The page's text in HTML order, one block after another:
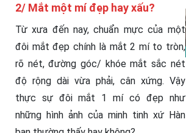
2/ Mắt một mí đẹp hay xấu?
Từ xưa đến nay, chuẩn mực của một
đôi mắt đẹp chính là mắt 2 mí to tròn,
rõ nét, đường góc/ khóe mắt sắc nét
độ rộng dài vừa phải, cân xứng. Vậy
thực sự đôi mắt 1 mí có đẹp như
những hình ảnh của minh tinh xứ Hàn